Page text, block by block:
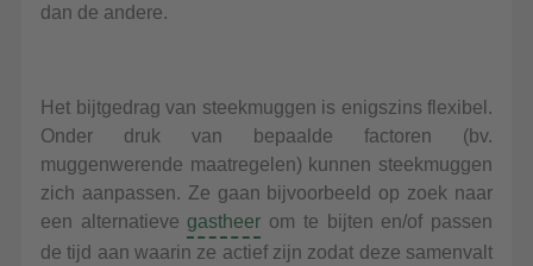
dan de andere.
Het bijtgedrag van steekmuggen is enigszins flexibel.
Onder druk van bepaalde factoren (bv.
muggenwerende maatregelen) kunnen steekmuggen
zich aanpassen. Ze gaan bijvoorbeeld op zoek naar
een alternatievegastheer om te bijten en/of passen
de tijd aan waarin ze actief zijn zodat deze samenvalt